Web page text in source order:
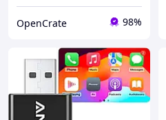
OpenCrate 98%